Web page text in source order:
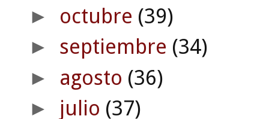
► octubre (39)
► septiembre (34)
► agosto (36)
► julio (37)